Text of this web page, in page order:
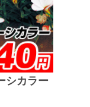
シカラー